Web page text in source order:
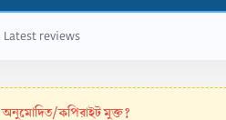
Latest reviews
অনুমোদিত/কপিরাইট মুক্ত?